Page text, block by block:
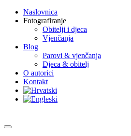
Naslovnica
Fotografiranje
Obitelji i djeca
Vjenčanja
Blog
Parovi & vjenčanja
Djeca & obitelj
O autorici
Kontakt